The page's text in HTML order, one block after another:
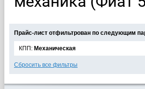
Прайс-лист отфильтрован по следующим
КПП: Механическая
Сбросить все фильтры